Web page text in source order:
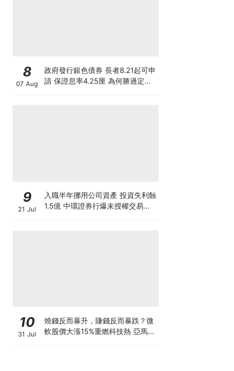
8
07 Aug
政府發行銀色債券 長者8.21起可申
請 保證息率4.25厘 為何勝過定存
9
21 Jul
入職半年挪用公司資產 投資失利蝕
1.5億 中環證券行爆未授權交易風
10
31 Jul
燒錢反而暴升，賺錢反而暴跌？微
軟股價大漲15%重燃科技熱 亞馬遜